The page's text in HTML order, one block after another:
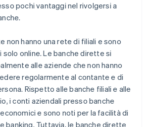
pochi vantaggi nel rivolgersi a
non hanno una rete di filiali e sono
solo online. Le banche dirette si
alle aziende che non hanno
regolarmente al contante e di
Rispetto alle banche filiali e alle
i conti aziendali presso banche
e sono noti per la facilità di
banking. Tuttavia, le banche dirette